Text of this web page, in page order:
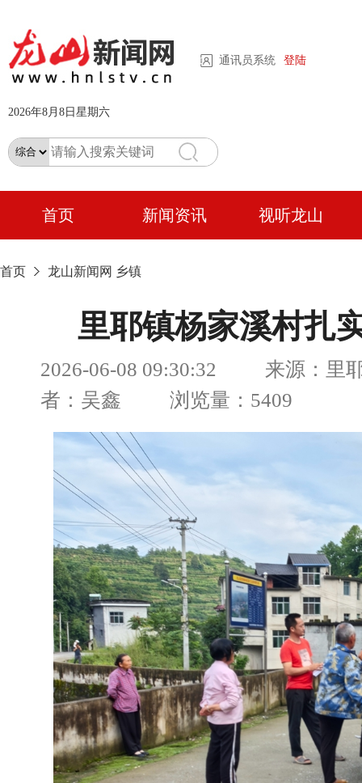
通讯员系统 登陆
2026年8月8日星期六
首页 新闻资讯 视听龙山
首页 龙山新闻网 乡镇
里耶镇杨家溪村扎
2026-06-08 09:30:32 来源：里
者：吴鑫 浏览量：5409